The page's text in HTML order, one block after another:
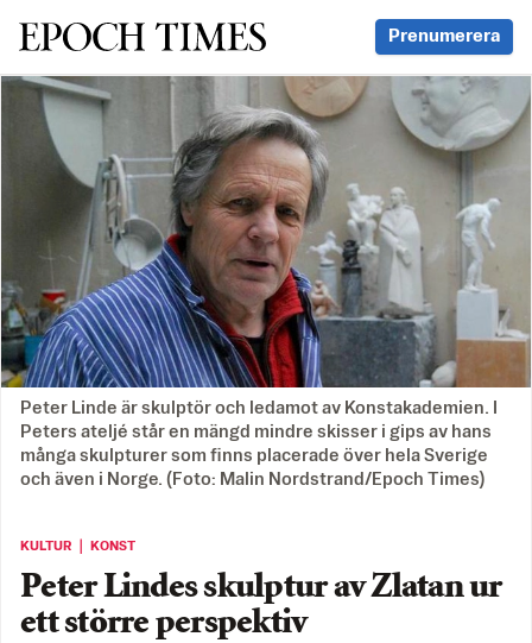
Svenska Epoch Times Prenumerera
Peter Linde är skulptör och ledamot av Konstakademien. I
Peters ateljé står en mängd mindre skisser i gips av hans
många skulpturer som finns placerade över hela Sverige
och även i Norge. (Foto: Malin Nordstrand/Epoch Times)
KULTUR ｜ KONST
Peter Lindes skulptur av Zlatan ur
ett större perspektiv